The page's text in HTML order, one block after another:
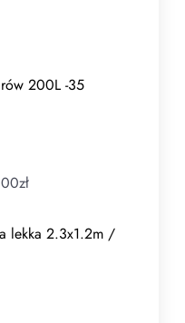
200L -35
zł
lekka 2.3x1.2m /